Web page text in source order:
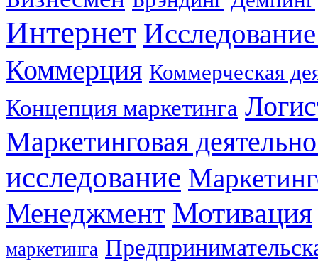
Интернет
Коммерция Коммерческая
Концепция маркетинга
Маркетинговая
исследование
Менеджмент Мотивация
маркетинга